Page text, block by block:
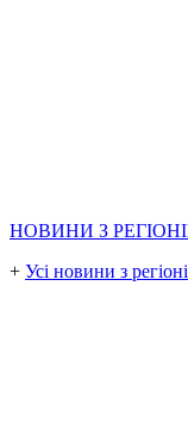
НОВИНИ З
+ Усі новини з